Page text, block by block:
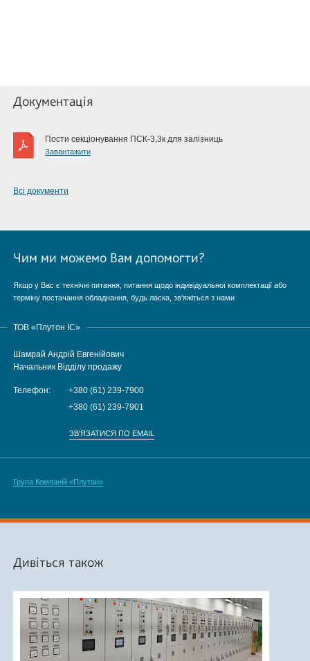
Документація
Пости секціонування ПСК-3,3к для залізниць
Завантажити
Всі документи
Чим ми можемо Вам допомогти?
Якщо у Вас є технічні питання, питання щодо індивідуальної комплектації або
терміну постачання обладнання, будь ласка, зв'яжіться з нами
ТОВ «Плутон IC»
Шамрай Андрій Евгенійович
Начальник Відділу продажу
Телефон:
+380 (61) 239-7900
+380 (61) 239-7901
ЗВ'ЯЗАТИСЯ ПО EMAIL
Група Компаній «Плутон»
Дивіться також